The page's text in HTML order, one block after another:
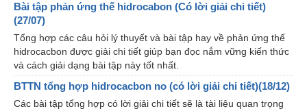
Bài tập phản ứng thế hidrocabon (Có lời giải chi tiết)
(27/07)
Tổng hợp các câu hỏi lý thuyết và bài tập hay về phản ứng thế
hidrocacbon được giải chi tiết giúp bạn đọc nắm vững kiến thức
và cách giải dạng bài tập này tốt nhất.
BTTN tổng hợp hidrocacbon no (có lời giải chi tiết)(18/12)
Các bài tập tổng hợp có lời giải chi tiết sẽ là tài liệu quan trọng